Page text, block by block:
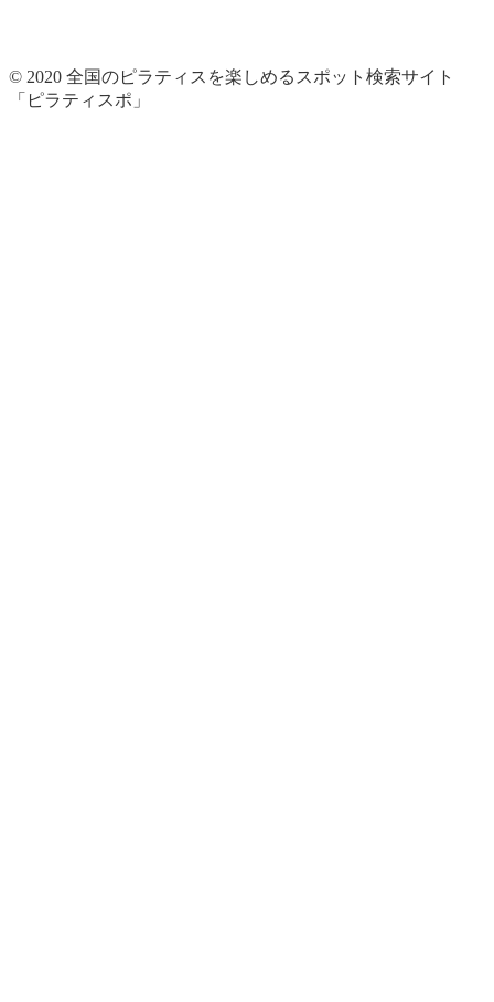
© 2020 全国のピラティスを楽しめるスポット検索サイト
「ピラティスポ」